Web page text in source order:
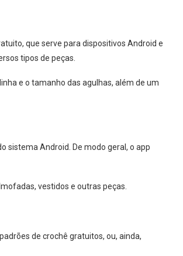
que serve para dispositivos Android e
tipos de peças.
e o tamanho das agulhas, além de um
sistema Android. De modo geral, o app
vestidos e outras peças.
de crochê gratuitos, ou, ainda,